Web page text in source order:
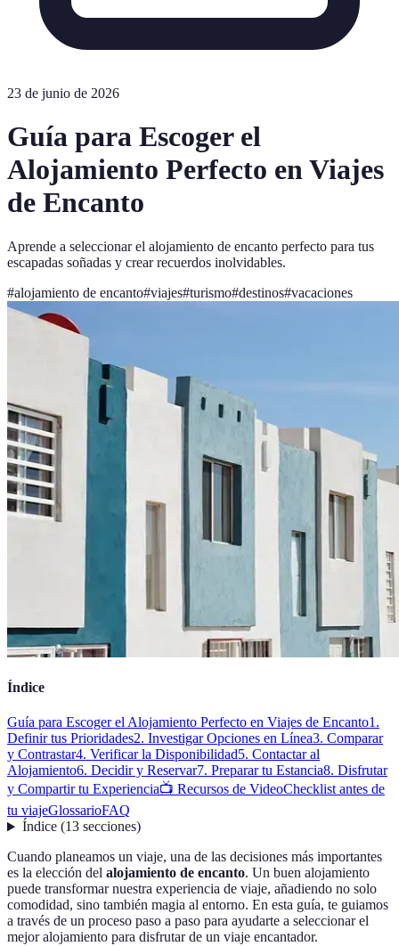
23 de junio de 2026
Guía para Escoger el
Alojamiento Perfecto en Viajes
de Encanto
Aprende a seleccionar el alojamiento de encanto perfecto para tus
escapadas soñadas y crear recuerdos inolvidables.
#alojamiento de encanto#viajes#turismo#destinos#vacaciones
Índice
Guía para Escoger el Alojamiento Perfecto en Viajes de Encanto1.
Definir tus Prioridades2. Investigar Opciones en Línea3. Comparar
y Contrastar4. Verificar la Disponibilidad5. Contactar al
Alojamiento6. Decidir y Reservar7. Preparar tu Estancia8. Disfrutar
y Compartir tu Experiencia📺 Recursos de VideoChecklist antes de
tu viajeGlossarioFAQ
Índice(13 secciones)
Cuando planeamos un viaje, una de las decisiones más importantes
es la elección del alojamiento de encanto. Un buen alojamiento
puede transformar nuestra experiencia de viaje, añadiendo no solo
comodidad, sino también magia al entorno. En esta guía, te guiamos
a través de un proceso paso a paso para ayudarte a seleccionar el
mejor alojamiento para disfrutar de un viaje encantador.